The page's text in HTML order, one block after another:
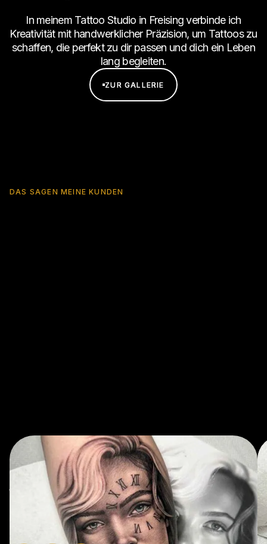
In meinem Tattoo Studio in Freising verbinde ich
Kreativität mit handwerklicher Präzision, um Tattoos zu
schaffen, die perfekt zu dir passen und dich ein Leben
lang begleiten.
ZUR GALLERIE
ZUR GALLERIE
DAS SAGEN MEINE KUNDEN
"Super sauberes Studio und eine richtig angenehme
Atmosphäre. Chris arbeitet extrem präzise und erklärt
jeden Schritt, sodass man sich jederzeit wohlfühlt.
Mein Realistic Tattoo ist noch besser geworden, als
ich es mir vorgestellt habe. Absolute Empfehlung für
alle, die Wert auf Qualität legen."
Dennis P., Freising